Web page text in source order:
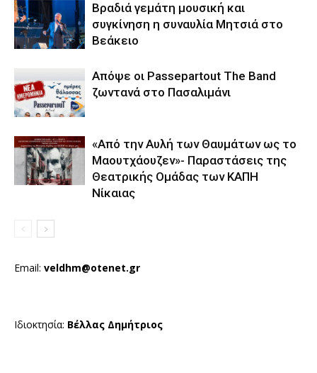
Βραδιά γεμάτη μουσική και
συγκίνηση η συναυλία Μητσιά στο
Βεάκειο
Απόψε οι Passepartout The Band
ζωντανά στο Πασαλιμάνι
«Από την Αυλή των Θαυμάτων ως το
Μαουτχάουζεν»- Παραστάσεις της
Θεατρικής Ομάδας των ΚΑΠΗ
Νίκαιας
Email: veldhm@otenet.gr
Ιδιοκτησία: Βέλλας Δημήτριος